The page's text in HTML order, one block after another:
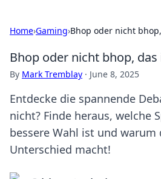
Home›Gaming›Bhop oder nicht
Bhop oder nicht bhop,
By Mark Tremblay · June 8, 2025
Entdecke die spannende
nicht? Finde heraus, welche
bessere Wahl ist und warum
Unterschied macht!